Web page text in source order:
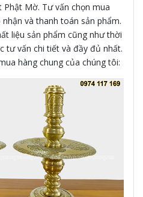
Mờ. Tư vấn chọn mua
và thanh toán sản phẩm.
liệu sản phẩm cũng như thời
tư vấn chi tiết và đầy đủ nhất.
hàng chung của chúng tôi: